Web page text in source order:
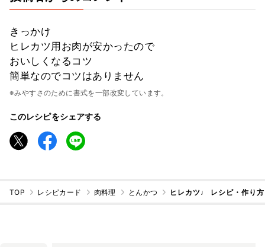
きっかけ
ヒレカツ用お肉が安かったので
おいしくなるコツ
簡単なのでコツはありません
※みやすさのために書式を一部改変しています。
このレシピをシェアする
TOP レシピカード 肉料理 とんかつ ヒレカツ♩ レシピ・作り方